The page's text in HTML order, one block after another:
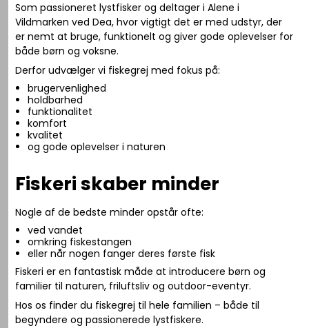
Som passioneret lystfisker og deltager iAlene i
Vildmarken ved Dea, hvor vigtigt det er med udstyr, der
er nemt at bruge, funktionelt og giver gode oplevelser for
både børn og voksne.
Derfor udvælger vi fiskegrej med fokus på:
brugervenlighed
holdbarhed
funktionalitet
komfort
kvalitet
og gode oplevelser i naturen
Fiskeri skaber minder
Nogle af de bedste minder opstår ofte:
ved vandet
omkring fiskestangen
eller når nogen fanger deres første fisk
Fiskeri er en fantastisk måde at introducere børn og
familier til naturen, friluftsliv og outdoor-eventyr.
Hos os finder du fiskegrej til hele familien – både til
begyndere og passionerede lystfiskere.